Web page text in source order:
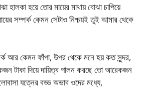
হালকা হয়ে তোর মায়ের মাথায় বোঝা চাপিয়ে
সম্পর্ক কেমন সেটাও নিশ্চয়ই তুই আমার থেকে
আর কেমন ফাঁপা, উপর থেকে মনে হয় কত সুন্দর,
দিয়ে দায়িত্ব পালন করছে তো আরেকজন
যত্নের বড্ড অভাব ওদের মধ্যে,